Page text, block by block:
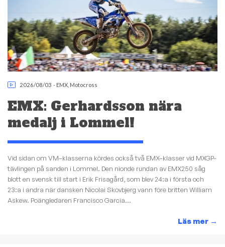
2026/08/03 - EMX Motocross
EMX: Gerhardsson nära
medalj i Lommel!
Vid sidan om VM–klasserna kördes också två EMX–klasser vid MXGP-
tävlingen på sanden i Lommel. Den nionde rundan av EMX250 såg
blott en svensk till start i Erik Frisagård, som blev 24:a i första och
23:a i andra när dansken Nicolai Skovbjerg vann före britten William
Askew. Poängledaren Francisco Garcia...
Läs mer →